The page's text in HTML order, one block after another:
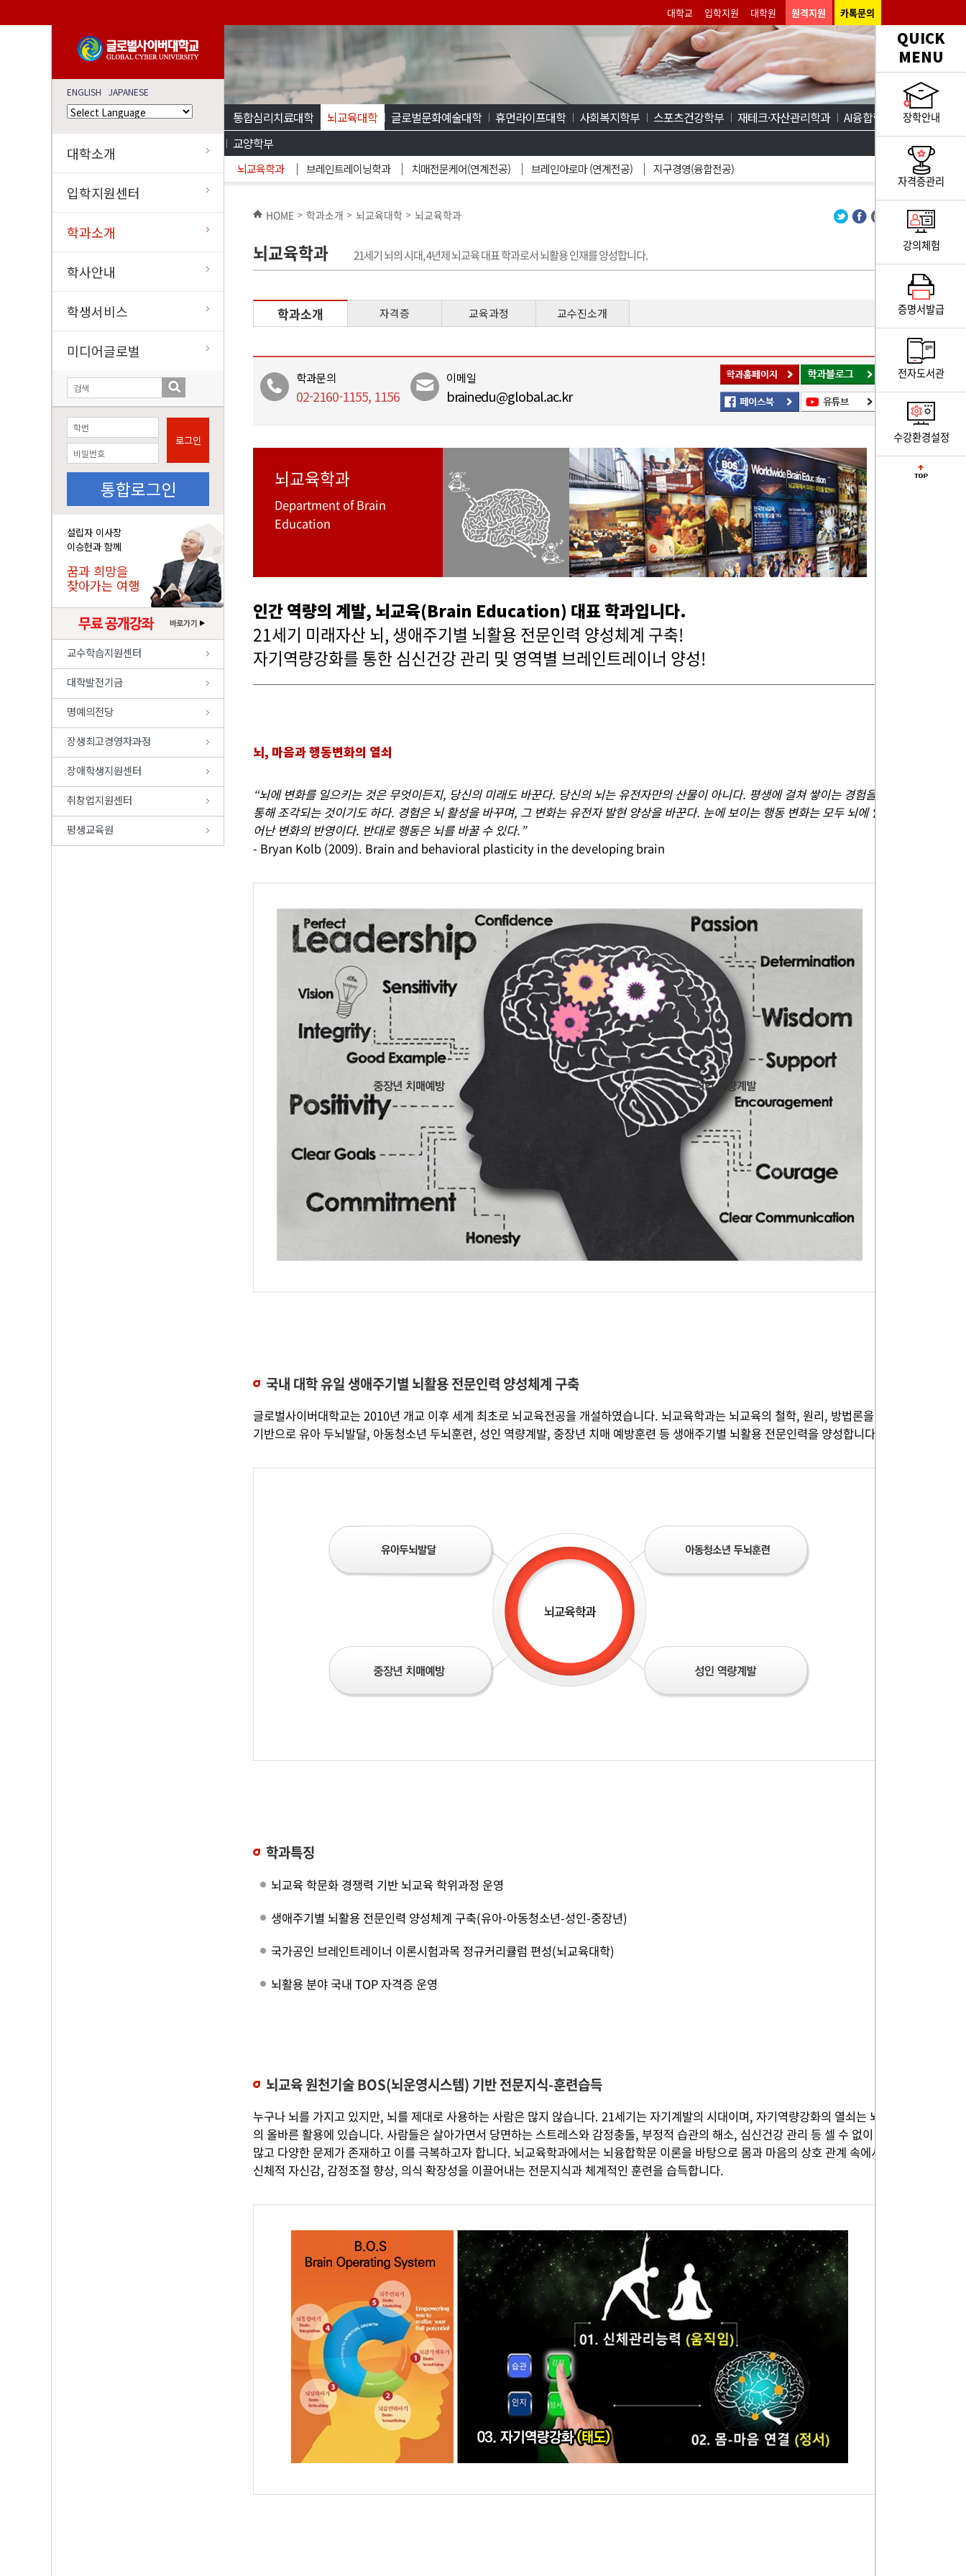
대학교 입학지원 대학원 원격지원 카톡문의
ENGLISH JAPANESE
대학소개
입학지원센터
학과소개
학사안내
학생서비스
미디어글로벌
로그인
통합로그인
설립자 이사장
이승헌과 함께
꿈과 희망을
찾아가는 여행
교수학습지원센터
대학발전기금
명예의전당
장생최고경영자과정
장애학생지원센터
취창업지원센터
평생교육원
통합심리치료대학 뇌교육대학
뇌교육학과 브레인트레이닝학과 치매전문케어(연계전공) 브레인아로마 (연계전공) 지구경영(융합전공)
글로벌문화예술대학 휴먼라이프대학 사회복지학부 스포츠건강학부 재테크·자산관리학과
AI융합학부
교양학부
HOME > 학과소개 > 뇌교육대학 > 뇌교육학과
뇌교육학과 21세기 뇌의 시대, 4년제 뇌교육 대표 학과로서 뇌활용 인재를 양성합니다.
학과소개 자격증 교육과정 교수진소개
학과문의
02-2160-1155, 1156
이메일
brainedu@global.ac.kr
뇌교육학과
Department of Brain
Education
인간 역량의 계발, 뇌교육(Brain Education) 대표 학과입니다.
21세기 미래자산 뇌, 생애주기별 뇌활용 전문인력 양성체계 구축!
자기역량강화를 통한 심신건강 관리 및 영역별 브레인트레이너 양성!
뇌, 마음과 행동변화의 열쇠
“뇌에 변화를 일으키는 것은 무엇이든지, 당신의 미래도 바꾼다. 당신의 뇌는 유전자만의 산물이 아니다. 평생에 걸쳐 쌓이는 경험을
통해 조각되는 것이기도 하다. 경험은 뇌 활성을 바꾸며, 그 변화는 유전자 발현 양상을 바꾼다. 눈에 보이는 행동 변화는 모두 뇌에 일
어난 변화의 반영이다. 반대로 행동은 뇌를 바꿀 수 있다.”
- Bryan Kolb (2009). Brain and behavioral plasticity in the developing brain
국내 대학 유일 생애주기별 뇌활용 전문인력 양성체계 구축
글로벌사이버대학교는 2010년 개교 이후 세계 최초로 뇌교육전공을 개설하였습니다. 뇌교육학과는 뇌교육의 철학, 원리, 방법론을
기반으로 유아 두뇌발달, 아동청소년 두뇌훈련, 성인 역량계발, 중장년 치매 예방훈련 등 생애주기별 뇌활용 전문인력을 양성합니다.
학과특징
뇌교육 학문화 경쟁력 기반 뇌교육 학위과정 운영
생애주기별 뇌활용 전문인력 양성체계 구축(유아-아동청소년-성인-중장년)
국가공인 브레인트레이너 이론시험과목 정규커리큘럼 편성(뇌교육대학)
뇌활용 분야 국내 TOP 자격증 운영
뇌교육 원천기술 BOS(뇌운영시스템) 기반 전문지식-훈련습득
누구나 뇌를 가지고 있지만, 뇌를 제대로 사용하는 사람은 많지 않습니다. 21세기는 자기계발의 시대이며, 자기역량강화의 열쇠는 뇌
의 올바른 활용에 있습니다. 사람들은 살아가면서 당면하는 스트레스와 감정충돌, 부정적 습관의 해소, 심신건강 관리 등 셀 수 없이
많고 다양한 문제가 존재하고 이를 극복하고자 합니다. 뇌교육학과에서는 뇌융합학문 이론을 바탕으로 몸과 마음의 상호 관계 속에서
신체적 자신감, 감정조절 향상, 의식 확장성을 이끌어내는 전문지식과 체계적인 훈련을 습득합니다.
QUICK
MENU
장학안내
자격증관리
강의체험
증명서발급
전자도서관
수강환경설정